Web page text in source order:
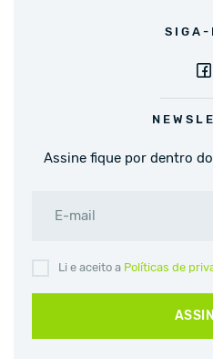
SIGA-
Assine fique por dentro
E-mail
Li e aceito a Políticas de